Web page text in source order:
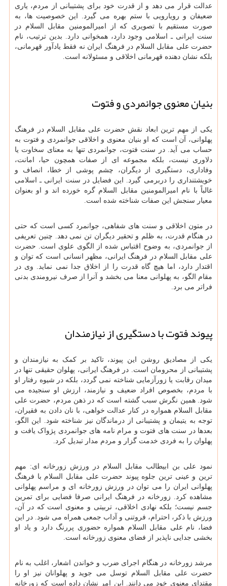
عدالت قرار می دهد و از قدرت خود برای پشتیبانی از مردم، یاری
ضعیفان و رویارویی با ستم بهره می گیرد. این خصوصیت ها، به
صورت مستقیم با تصویری که از امیرالمومنین مقابل السلام در
سنت ایرانی ـ اسلامی وجود دارد، همخوانی دارد. بدین ترتیب، نام
حضرت علی مقابل السلام در فرهنگ ایران نه فقط یادآور قهرمانی،
بلکه نشان دهنده قهرمانی اخلاقی و مسئولانه است.
بنیان معنوی جوانمردی و فتوت
یکی از مهم ترین ابعاد نقش حضرت علی مقابل السلام در فرهنگ
پهلوانی، آن است که او بنیان معنوی و اخلاقی جوانمردی و فتوت به
حساب می آید. در سنت فتوت، جوانمردی تنها به معنای سخاوت یا
دلاوری نیست، بلکه مجموعه ای از صفات همچون حیا، امانت،
وفاداری، دستگیری از دیگران، چشم پوشی از خطا، انصاف و
خویشتنداری را دربرمی گیرد. این فضایل در سنت ایرانی ـ اسلامی
غالباً با نام امیرالمومنین مقابل السلام گره خورده اند و او بعنوان
معیار سنجش این صفات شناخته شده است.
در متون اخلاقی و سنت های شفاهی، جوانمرد کسی است که حتی
در هنگام قدرت، به ظلم و تحقیر دیگران تن نمی دهد. چنین تعریفی
از جوانمردی، به وضوح اقتباس شده از الگوی علوی است. حضرت
علی مقابل السلام در فرهنگ ایرانی، مظهر انسانی است که توان و
اقتدار دارد، اما هیچ گاه قدرت را از اخلاق جدا نمی نماید. وی در
مقام الگو، به پهلوانی معنا می بخشد و آنرا از صرف نیرومندی بدنی
فراتر می برد.
پیوند فتوت با دستگیری از نیازمندان
یکی از مصادیق روشن این پیوند، تاکید بر کمک به نیازمندان و
پشتیبانی از محرومان است. در فرهنگ ایرانی، پهلوان حقیقی تنها در
میدان رقابت یا زورآزمایی شناخته نمی گردد، بلکه در شیوه رفتار او
با مردم، بخصوص افراد ضعیف و نیازمند، ارزش او سنجیده می
شود. همین نگرش سبب گشته است که در ذهن مردم، حضرت علی
مقابل السلام همواره در کنار عدالت خواهی، با نان دادن به فقیران،
توجه به یتیمان و پشتیبانی از درماندگان نیز شناخته شود. این الگو،
بعدها در سنت های فتوت و مرام نامه های جوانمردی پژواک یافت و
پهلوان را به فردی خدمت گزار و مردم مدار تبدیل کرد.
نمود علی بن ابیطالب مقابل السلام در ورزش زورخانه ای: مهم
ترین و عینی ترین جلوه پیوند حضرت علی مقابل السلام با فرهنگ
پهلوانی ایران را می توان در ورزش زورخانه ای و مراسم پهلوانی
مشاهده کرد. زورخانه در فرهنگ ایرانی صرفا فضایی برای تمرین
جسم نیست؛ بلکه نهادی اخلاقی، تربیتی و معنوی است که در آن،
ورزش با ذکر، احترام، فروتنی و آداب جمعی همراه می شود. در این
فضا، نام علی مقابل السلام همواره حضوری پررنگ دارد و یاد او
بخشی جدایی ناپذیر از فضای معنوی زورخانه است.
مرشد زورخانه در هنگام اجرای ضرب و خواندن اشعار، اغلب به نام
حضرت علی مقابل السلام توسل می جوید و پهلوانان نیز او را
مقتدای معنوی خود می دانند. این امر نشان داده است که زورخانه